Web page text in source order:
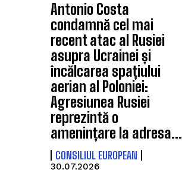
Antonio Costa
condamnă cel mai
recent atac al Rusiei
asupra Ucrainei și
încălcarea spațiului
aerian al Poloniei:
Agresiunea Rusiei
reprezintă o
amenințare la adresa...
CONSILIUL EUROPEAN
30.07.2026